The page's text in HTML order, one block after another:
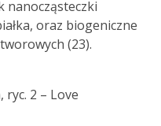
nanocząsteczki
oraz biogeniczne
(23).
ryc. 2 – Love